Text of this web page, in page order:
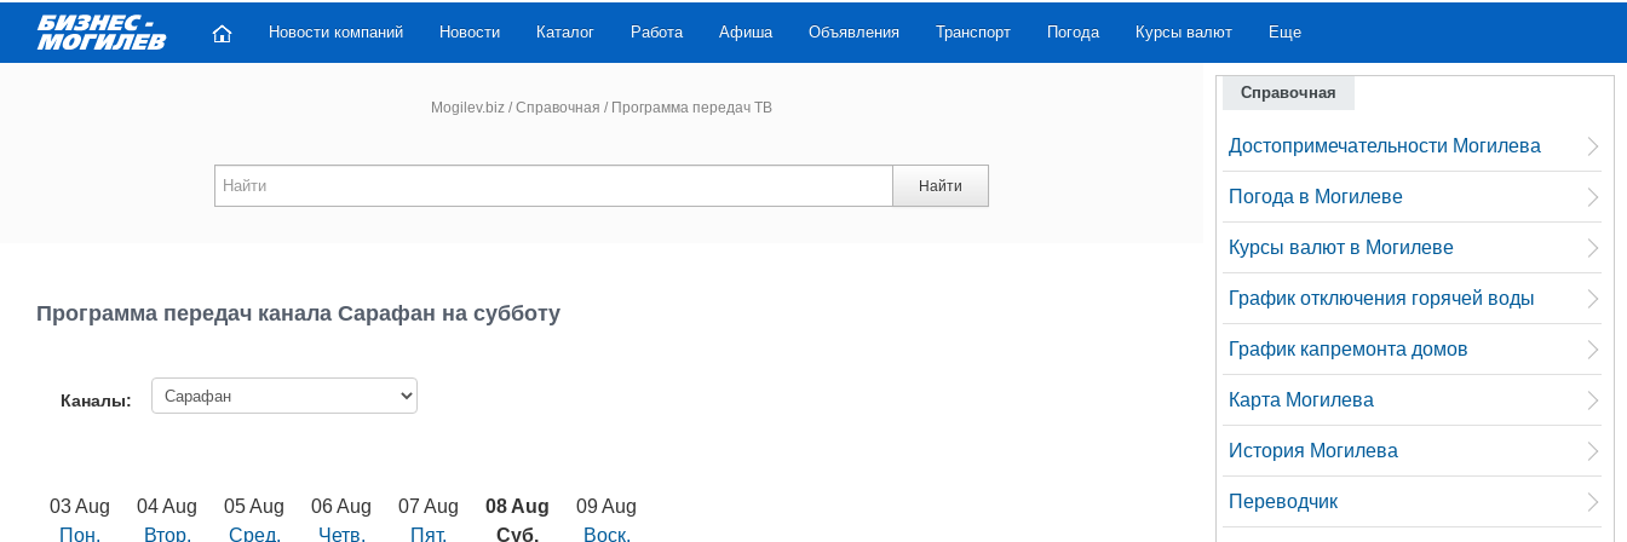
Новости компаний Новости Каталог Работа Афиша Объявления Транспорт Погода Курсы валют Еще
Mogilev.biz / Справочная /Программа передач ТВ
Найти
Программа передач канала Сарафан на субботу
Каналы:
03 Aug
Пон.
04 Aug
Втор.
05 Aug
Сред.
06 Aug
Четв.
07 Aug
Пят.
08 Aug
Суб.
09 Aug
Воск.
Справочная
Достопримечательности Могилева
Погода в Могилеве
Курсы валют в Могилеве
График отключения горячей воды
График капремонта домов
Карта Могилева
История Могилева
Переводчик